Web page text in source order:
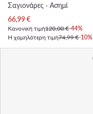
Σαγιονάρες · Ασημί
Τρέχουσα τιμή
66,99€
Κανονική τιμή120,00 €-44%
Η χαμηλότερη τιμή74,99 €-10%